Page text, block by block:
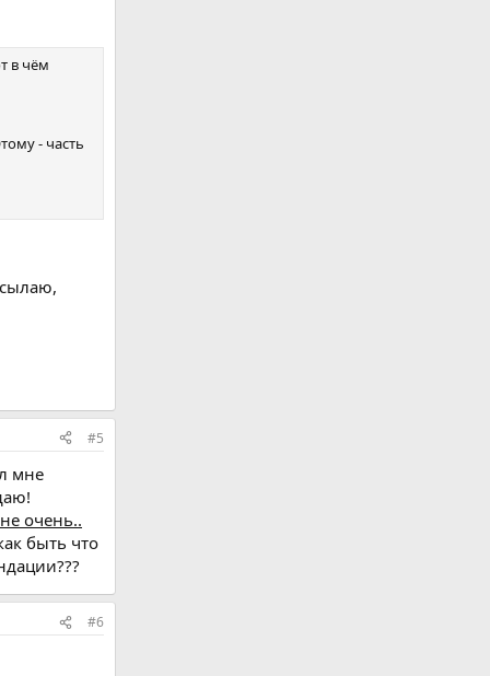
в чём
- часть
#5
мне
очень..
быть что
#6